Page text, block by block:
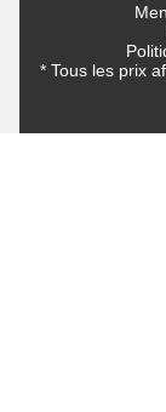
* Tous les prix